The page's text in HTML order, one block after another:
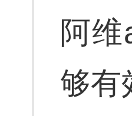
阿
够有